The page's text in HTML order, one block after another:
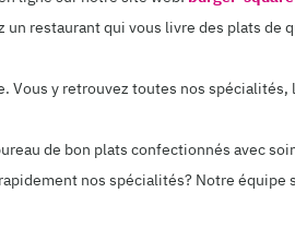
un restaurant qui vous livre des plats de
Vous y retrouvez toutes nos
de bon plats confectionnés avec
nos spécialités? Notre